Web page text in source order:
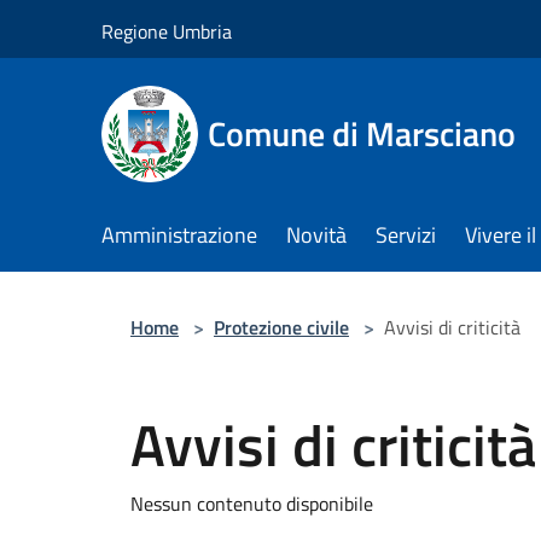
Regione Umbria
Comune di Marsciano
Amministrazione Novità Servizi Vivere
Home > Protezione civile > Avvisi di criticità
Avvisi di criticità
Nessun contenuto disponibile